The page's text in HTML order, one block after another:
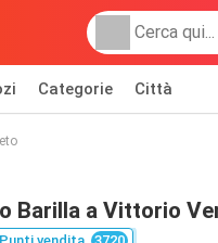
Categorie Città
Barilla a Vittorio